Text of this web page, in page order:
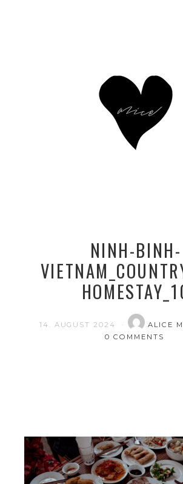
NINH-BINH-
14. AUGUST 2024
ALICE
0 COMMENTS